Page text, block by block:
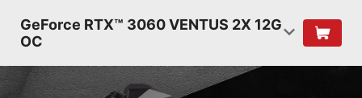
GeForce RTX™ 3060 VENTUS 2X 12G
OC